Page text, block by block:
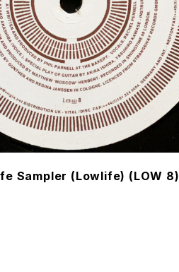
Life Sampler (Lowlife) (LOW 8)